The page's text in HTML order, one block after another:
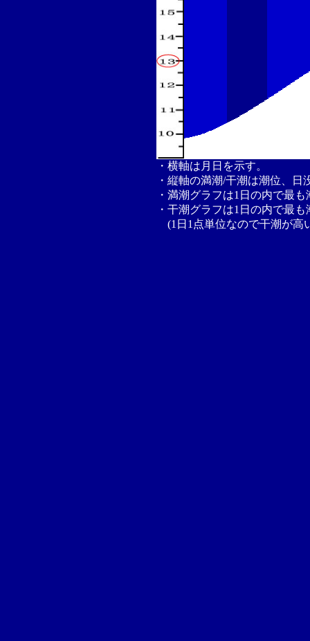
・横軸は月日を示す。
・縦軸の満潮/干潮は潮位、
・満潮グラフは1日の内で最
・干潮グラフは1日の内で最
(1日1点単位なので干潮が高